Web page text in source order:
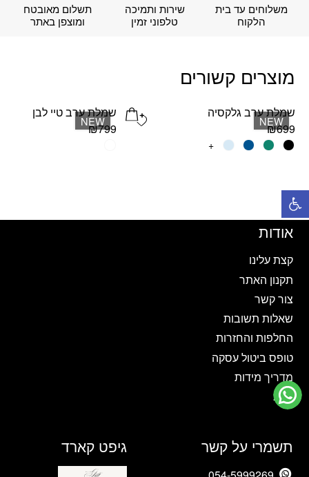
משלוחים עד בית
הלקוח
שירות ותמיכה
טלפוני זמין
תשלום מאובטח
ומוצפן באתר
מוצרים קשורים
Add wishlist NEW
שמלת ערב גלקסיה
₪699
למוצר
מספר
סוגים.
ניתן
לבחור
את
בעמוד
המוצר
+
NEW
שמלת ערב טיי לבן
₪799
ניתן
אודות
קצת עלינו
תקנון האתר
צור קשר
שאלות תשובות
החלפות והחזרות
טופס ביטול עסקה
מדריך מידות
בלוג
תשמרי על קשר גיפט קארד
פתח סרגל נגישות